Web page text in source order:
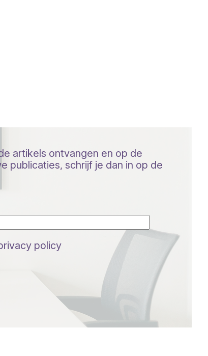
artikels ontvangen en op de
publicaties, schrijf je dan in op de
policy